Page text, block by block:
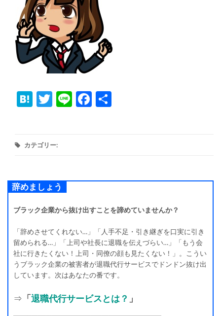
Hatena
Twitter
LineFacebook
カテゴリー:
辞めましょう
ブラック企業から抜け出すことを諦めていませんか？
「辞めさせてくれない…」「人手不足・引き継ぎを口実に引き
留められる…」「上司や社長に退職を伝えづらい…」「もう会
社に行きたくない！上司・同僚の顔も見たくない！」。こうい
うブラック企業の被害者が退職代行サービスでドンドン抜け出
しています。次はあなたの番です。
⇒ 「退職代行サービスとは？ 」